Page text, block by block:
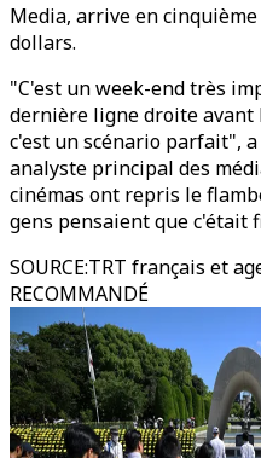
Media, arrive en
dollars.
"C'est un week-end très
dernière ligne droite avant
c'est un scénario parfait",
analyste principal des
cinémas ont repris le
gens pensaient que c'était
SOURCE:TRT français et
RECOMMANDÉ